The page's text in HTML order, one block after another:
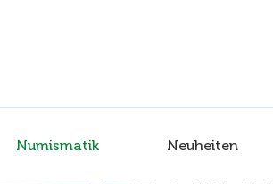
Numismatik Neuheiten